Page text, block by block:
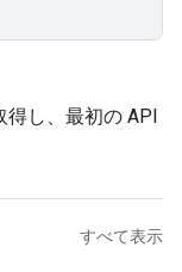
得し、最初の API
すべて表示